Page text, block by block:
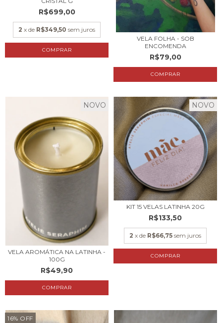
R$699,00
2 x de R$349,50 sem juros
COMPRAR
VELA FOLHA - SOB
ENCOMENDA
R$79,00
NOVO
VELA AROMÁTICA NA LATINHA -
100G
R$49,90
COMPRAR
NOVO
KIT 15 VELAS LATINHA 20G
R$133,50
2 x de R$66,75 sem juros
COMPRAR
16% OFF